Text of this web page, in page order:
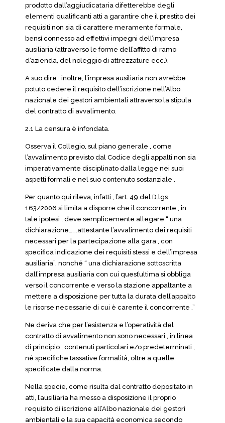
prodotto dall’aggiudicataria difetterebbe degli
elementi qualificanti atti a garantire che il prestito dei
requisiti non sia di carattere meramente formale,
bensì connesso ad effettivi impegni dell’impresa
ausiliaria (attraverso le forme dell’affitto di ramo
d’azienda, del noleggio di attrezzature ecc.).
A suo dire , inoltre, l’impresa ausiliaria non avrebbe
potuto cedere il requisito dell’iscrizione nell’Albo
nazionale dei gestori ambientali attraverso la stipula
del contratto di avvalimento.
2.1 La censura è infondata.
Osserva il Collegio, sul piano generale , come
l’avvalimento previsto dal Codice degli appalti non sia
imperativamente disciplinato dalla legge nei suoi
aspetti formali e nel suo contenuto sostanziale .
Per quanto qui rileva, infatti , l’art. 49 del D.lgs
163/2006 si limita a disporre che il concorrente , in
tale ipotesi , deve semplicemente allegare “ una
dichiarazione…….attestante l’avvalimento dei requisiti
necessari per la partecipazione alla gara , con
specifica indicazione dei requisiti stessi e dell’impresa
ausiliaria”, nonché “ una dichiarazione sottoscritta
dall’impresa ausiliaria con cui quest’ultima si obbliga
verso il concorrente e verso la stazione appaltante a
mettere a disposizione per tutta la durata dell’appalto
le risorse necessarie di cui è carente il concorrente .”
Ne deriva che per l’esistenza e l’operatività del
contratto di avvalimento non sono necessari , in linea
di principio , contenuti particolari e/o predeterminati ,
né specifiche tassative formalità, oltre a quelle
specificate dalla norma.
Nella specie, come risulta dal contratto depositato in
atti, l’ausiliaria ha messo a disposizione il proprio
requisito di iscrizione all’Albo nazionale dei gestori
ambientali e la sua capacità economica secondo